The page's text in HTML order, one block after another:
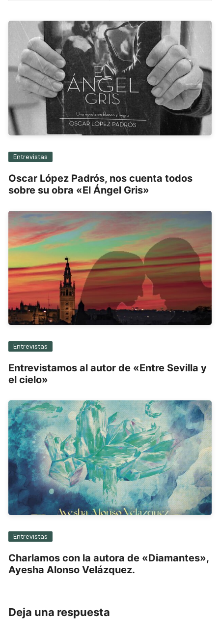
Entrevistas
Oscar López Padrós, nos cuenta todos
sobre su obra «El Ángel Gris»
Entrevistas
Entrevistamos al autor de «Entre Sevilla y
el cielo»
Entrevistas
Charlamos con la autora de «Diamantes»,
Ayesha Alonso Velázquez.
Deja una respuesta